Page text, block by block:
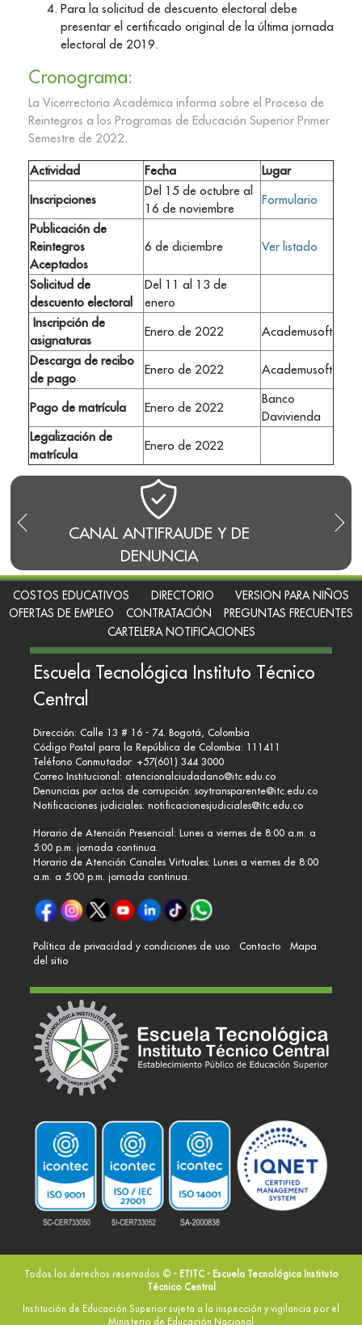
CANAL ANTIFRAUDE Y DE
DENUNCIA
Para la solicitud de descuento electoral debe
presentar el certificado original de la última jornada
electoral de 2019.
Cronograma:
La Vicerrectoria Académica informa sobre el Proceso de
Reintegros a los Programas de Educación Superior Primer
Semestre de 2022.
Actividad Fecha
Lugar
Inscripciones
Del 15 de octubre al
16 de noviembre
Formulario
Publicación de
Reintegros
Aceptados
6 de diciembre Ver listado
Solicitud de
descuento electoral
Del 11 al 13 de
enero
Inscripción de
asignaturas
Enero de 2022
Academusoft
Descarga de recibo
de pago
Enero de 2022 Academusoft
Pago de matrícula Enero de 2022
Banco
Davivienda
Legalización de
matrícula
Enero de 2022
COSTOS EDUCATIVOS DIRECTORIO
VERSION PARA NIÑOS
OFERTAS DE EMPLEO
CONTRATACIÓN
PREGUNTAS FRECUENTES
CARTELERA NOTIFICACIONES
Escuela Tecnológica Instituto Técnico
Central
Dirección: Calle 13 # 16 - 74. Bogotá, Colombia
Código Postal para la República de Colombia: 111411
Teléfono Conmutador: +57(601) 344 3000
Correo Institucional: atencionalciudadano@itc.edu.co
Denuncias por actos de corrupción: soytransparente@itc.edu.co
Notificaciones judiciales: notificacionesjudiciales@itc.edu.co
Horario de Atención Presencial: Lunes a viernes de 8:00 a.m. a
5:00 p.m. jornada continua.
Horario de Atención Canales Virtuales: Lunes a viernes de 8:00
a.m. a 5:00 p.m. jornada continua.
Política de privacidad y condiciones de uso Contacto
Mapa
del sitio
Todos los derechos reservados © - ETITC - Escuela Tecnológica Instituto
Técnico Central
Institución de Educación Superior sujeta a la inspección y vigilancia por el
Ministerio de Educación Nacional